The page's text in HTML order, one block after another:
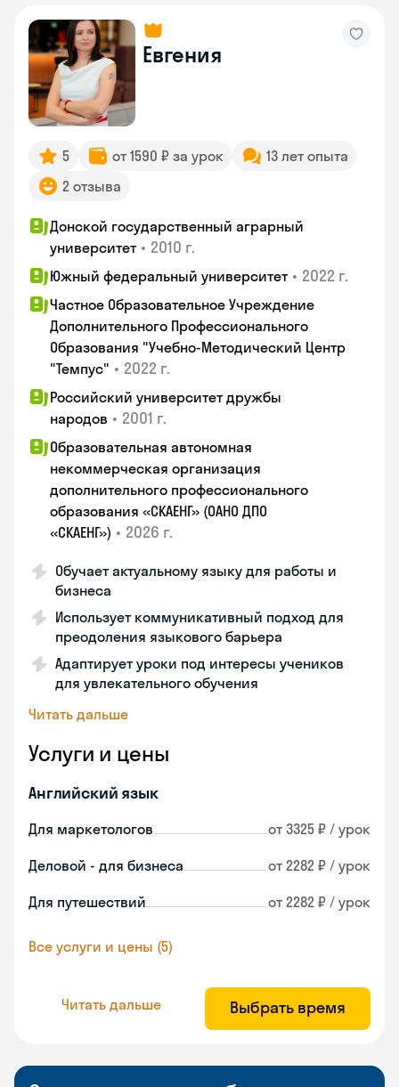
Евгения
5 от 1590 ₽ за урок
13 лет опыта
2 отзыва
Донской государственный аграрный
университет • 2010 г.
Южный федеральный университет • 2022 г.
Частное Образовательное Учреждение
Дополнительного Профессионального
Образования "Учебно-Методический Центр
"Темпус" • 2022 г.
Российский университет дружбы
народов • 2001 г.
Образовательная автономная
некоммерческая организация
дополнительного профессионального
образования «СКАЕНГ» (ОАНО ДПО
«СКАЕНГ») • 2026 г.
Обучает актуальному языку для работы и
бизнеса
Использует коммуникативный подход для
преодоления языкового барьера
Адаптирует уроки под интересы учеников
для увлекательного обучения
Читать дальше
Услуги и цены
Английский язык
Для маркетологов от 3325 ₽ / урок
Деловой - для бизнеса от 2282 ₽ / урок
Для путешествий от 2282 ₽ / урок
Все услуги и цены (5)
Читать дальше Выбрать время